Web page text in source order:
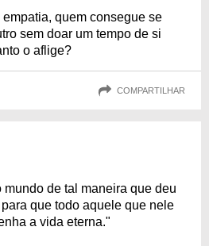
quem consegue se
sem doar um tempo de si
o aflige?
COMPARTILHAR
de tal maneira que deu
que todo aquele que nele
a vida eterna."